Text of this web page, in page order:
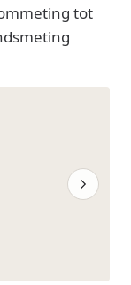
tot